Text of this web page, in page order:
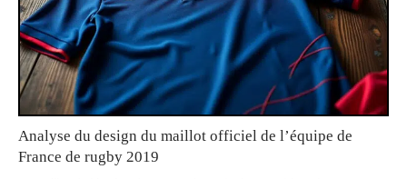
Analyse du design du maillot officiel de l’équipe de
France de rugby 2019